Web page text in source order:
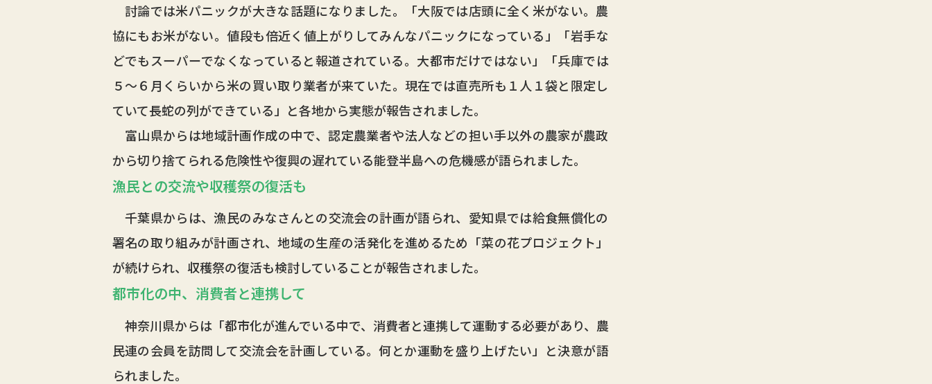
討論では米パニックが大きな話題になりました。「大阪では店頭に全く米がない。農
協にもお米がない。値段も倍近く値上がりしてみんなパニックになっている」「岩手な
どでもスーパーでなくなっていると報道されている。大都市だけではない」「兵庫では
５～６月くらいから米の買い取り業者が来ていた。現在では直売所も１人１袋と限定し
ていて長蛇の列ができている」と各地から実態が報告されました。
富山県からは地域計画作成の中で、認定農業者や法人などの担い手以外の農家が農政
から切り捨てられる危険性や復興の遅れている能登半島への危機感が語られました。
漁民との交流や収穫祭の復活も
千葉県からは、漁民のみなさんとの交流会の計画が語られ、愛知県では給食無償化の
署名の取り組みが計画され、地域の生産の活発化を進めるため「菜の花プロジェクト」
が続けられ、収穫祭の復活も検討していることが報告されました。
都市化の中、消費者と連携して
神奈川県からは「都市化が進んでいる中で、消費者と連携して運動する必要があり、農
民連の会員を訪問して交流会を計画している。何とか運動を盛り上げたい」と決意が語
られました。